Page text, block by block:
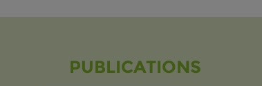
PUBLICATIONS